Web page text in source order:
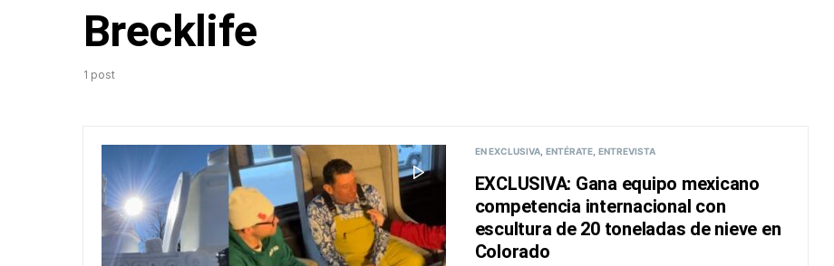
Brecklife
1 post
EN EXCLUSIVA ENTÉRATE ENTREVISTA
EXCLUSIVA: Gana equipo mexicano
competencia internacional con
escultura de 20 toneladas de nieve en
Colorado